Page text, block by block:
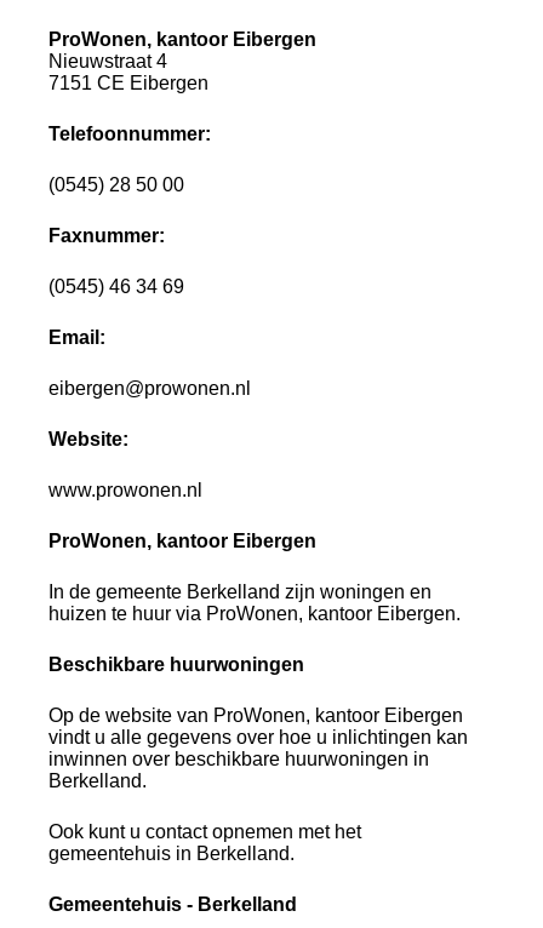
ProWonen, kantoor Eibergen
Nieuwstraat 4
7151 CE Eibergen
Telefoonnummer:
(0545) 28 50 00
Faxnummer:
(0545) 46 34 69
Email:
eibergen@prowonen.nl
Website:
www.prowonen.nl
ProWonen, kantoor Eibergen
In de gemeente Berkelland zijn woningen en
huizen te huur via ProWonen, kantoor Eibergen.
Beschikbare huurwoningen
Op de website van ProWonen, kantoor Eibergen
vindt u alle gegevens over hoe u inlichtingen kan
inwinnen over beschikbare huurwoningen in
Berkelland.
Ook kunt u contact opnemen met het
gemeentehuis in Berkelland.
Gemeentehuis - Berkelland